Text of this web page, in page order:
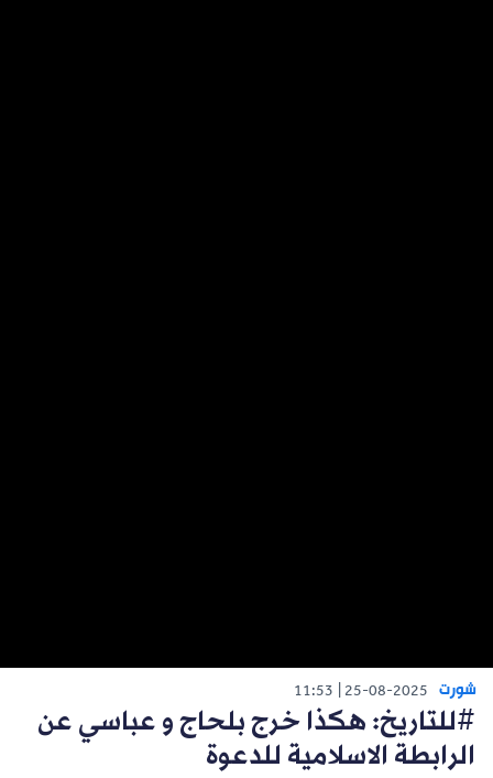
شورت 25-08-2025
11:53
#للتاريخ: هكذا خرج بلحاج و عباسي عن
الرابطة الاسلامية للدعوة